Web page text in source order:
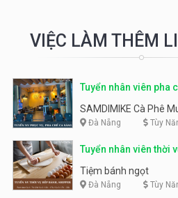
VIỆC LÀM THÊM
Tuyển nhân viên pha
parttime
SAMDIMIKE Cà Phê
Đà Nẵng Tùy
Tuyển nhân viên thời
parttime
Tiệm bánh ngọt
Đà Nẵng Tùy